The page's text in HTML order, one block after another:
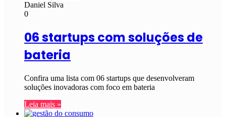
Daniel Silva
0
06 startups com soluções de
bateria
Confira uma lista com 06 startups que desenvolveram
soluções inovadoras com foco em bateria
Leia mais »